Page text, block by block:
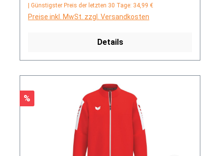
| Günstigster Preis der letzten 30 Tage: 34,99 €
Preise inkl. MwSt. zzgl. Versandkosten
Details
Rabatt
%